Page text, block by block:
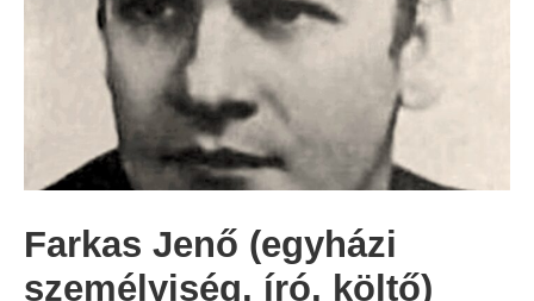
Farkas Jenő (egyházi
személyiség, író, költő)